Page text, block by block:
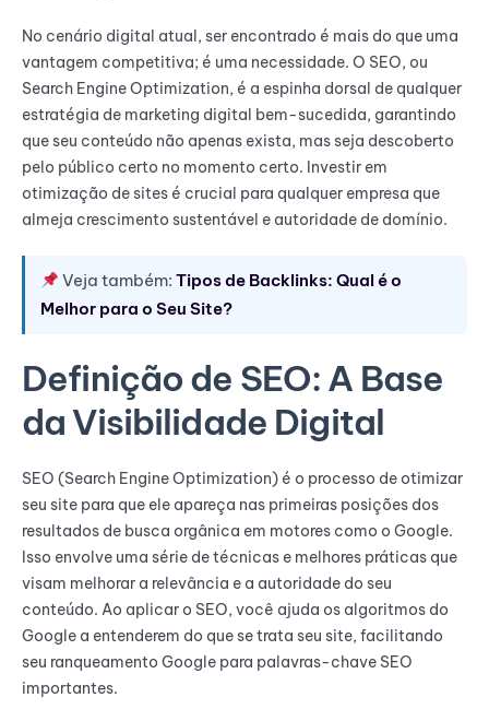
No cenário digital atual, ser encontrado é mais do que uma
vantagem competitiva; é uma necessidade. O SEO, ou
Search Engine Optimization, é a espinha dorsal de qualquer
estratégia de marketing digital bem-sucedida, garantindo
que seu conteúdo não apenas exista, mas seja descoberto
pelo público certo no momento certo. Investir em
otimização de sites é crucial para qualquer empresa que
almeja crescimento sustentável e autoridade de domínio.
Veja também:Tipos de Backlinks: Qual é o
Melhor para o Seu Site?
Definição de SEO: A Base
da Visibilidade Digital
SEO (Search Engine Optimization) é o processo de otimizar
seu site para que ele apareça nas primeiras posições dos
resultados de busca orgânica em motores como o Google.
Isso envolve uma série de técnicas e melhores práticas que
visam melhorar a relevância e a autoridade do seu
conteúdo. Ao aplicar o SEO, você ajuda os algoritmos do
Google a entenderem do que se trata seu site, facilitando
seu ranqueamento Google para palavras-chave SEO
importantes.